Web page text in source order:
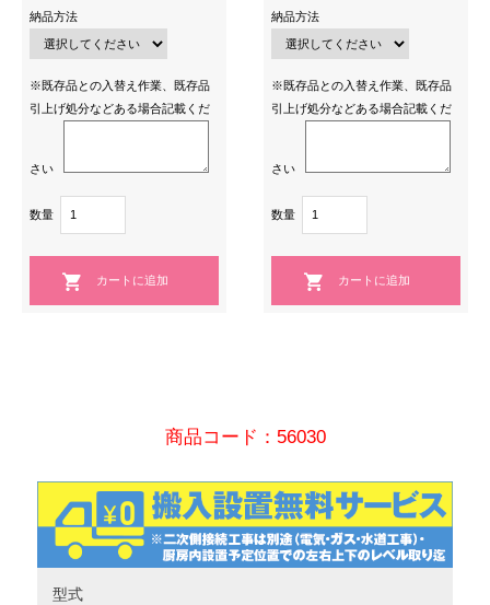
納品方法
※既存品との入替え作業、既存品
引上げ処分などある場合記載くだ
さい
数量
納品方法
※既存品との入替え作業、既存品
引上げ処分などある場合記載くだ
さい
数量
商品コード：56030
型式